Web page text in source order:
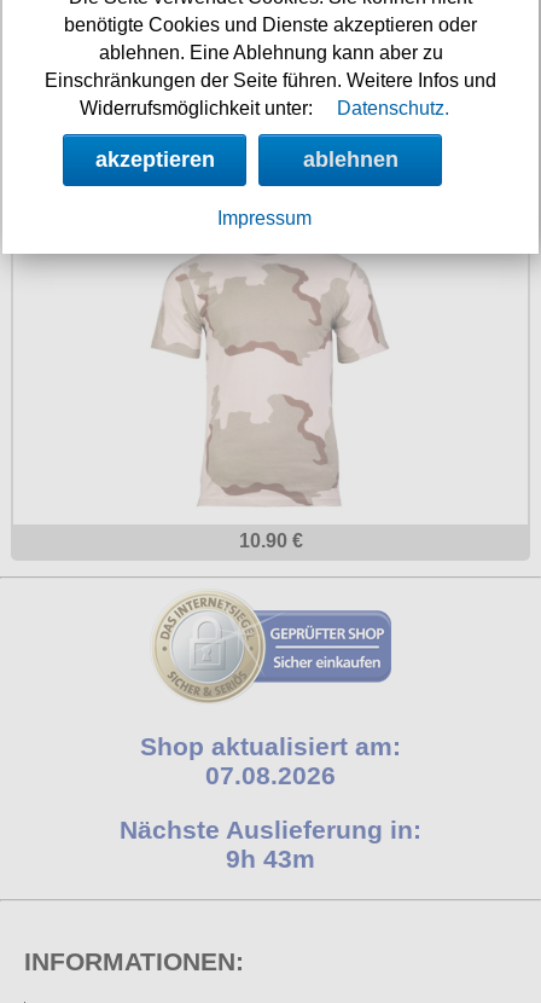
T-Shirt 3 Col desert
10.90 €
Shop aktualisiert am:
07.08.2026
Nächste Auslieferung in:
9h 43m
INFORMATIONEN:
benötigte Cookies und Dienste akzeptieren oder
ablehnen. Eine Ablehnung kann aber zu
Einschränkungen der Seite führen. Weitere Infos und
Widerrufsmöglichkeit unter:
Datenschutz.
akzeptieren ablehnen
Impressum